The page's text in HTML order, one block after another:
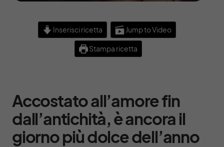
Inserisci ricetta Jump to Video
Stampa ricetta
Accostato all’amore fin
dall’antichità, è ancora il
giorno più dolce dell’anno